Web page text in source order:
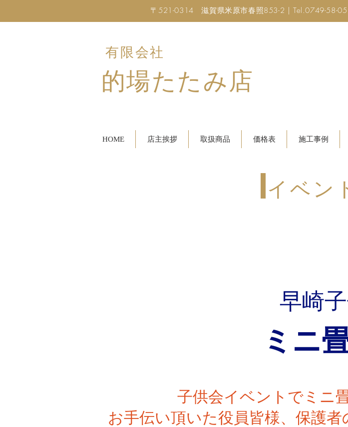
〒521-0314 滋賀県米原市春照853-2 | Tel.0749-58-
有限会社
的場たたみ店
HOME 店主挨拶 取扱商品 価格表 施工事例
イベン
早崎
ミニ
子供会イベントでミニ
お手伝い頂いた役員皆様、保護者